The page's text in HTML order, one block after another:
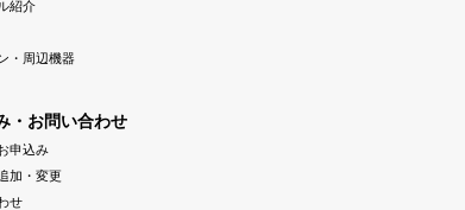
紹介
・周辺機器
・お問い合わせ
申込み
加・変更
せ